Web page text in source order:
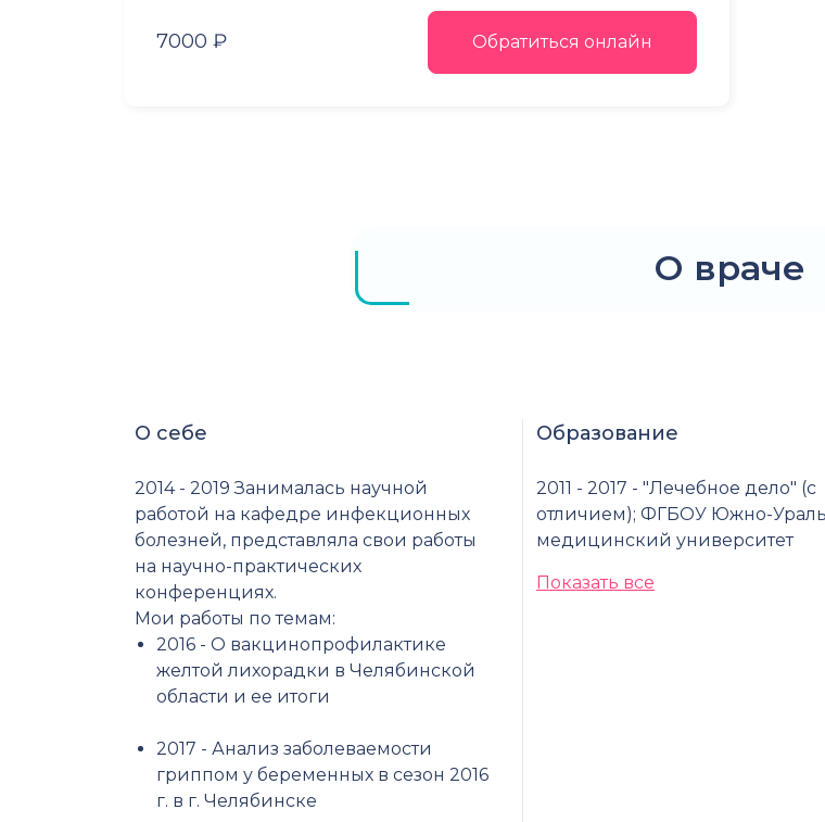
7000 ₽ Обратиться онлайн
О враче
О себе
2014 - 2019 Занималась научной
работой на кафедре инфекционных
болезней, представляла свои работы
на научно-практических
конференциях.
Мои работы по темам:
2016 - О вакцинопрофилактике
желтой лихорадки в Челябинской
области и ее итоги
2017 - Анализ заболеваемости
гриппом у беременных в сезон 2016
г. в г. Челябинске
Образование
2011 - 2017 - "Лечебное дело" (с
отличием); ФГБОУ Южно-
медицинский университет
Показать все